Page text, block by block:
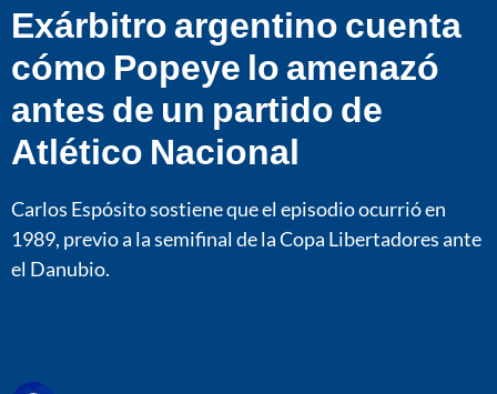
Exárbitro argentino cuenta
cómo Popeye lo amenazó
antes de un partido de
Atlético Nacional
Carlos Espósito sostiene que el episodio ocurrió en
1989, previo a la semifinal de la Copa Libertadores ante
el Danubio.